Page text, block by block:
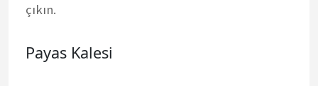
çıkın.
Payas Kalesi